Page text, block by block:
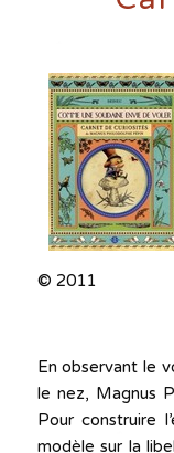
© 2011
En observant le
le nez, Magnus
Pour construire
modèle sur la